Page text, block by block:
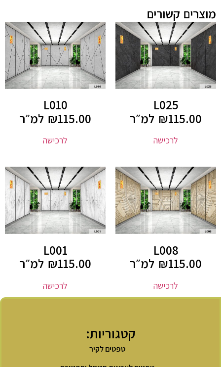
מוצרים קשורים
L025
₪115.00 למ״ר
לרכישה
L010
₪115.00 למ״ר
לרכישה
L008
₪115.00 למ״ר
לרכישה
L001
₪115.00 למ״ר
לרכישה
קטגוריות:
טפטים לקיר